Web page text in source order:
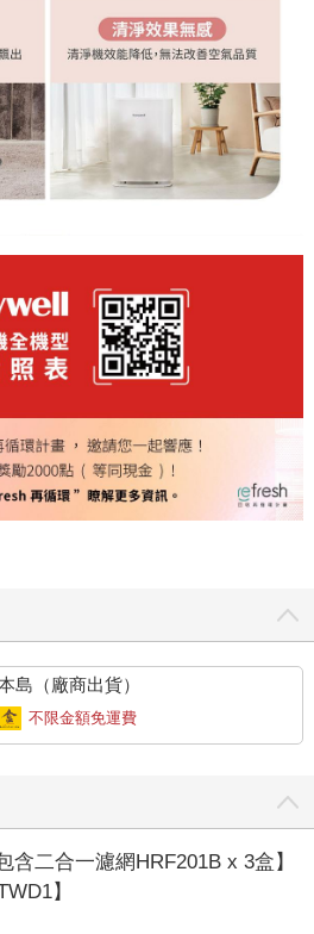
島（廠商出貨）
不限金額免運費
含二合一濾網HRF201B x 3盒】
】